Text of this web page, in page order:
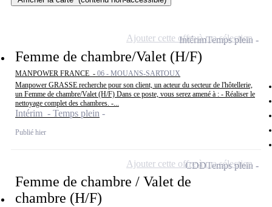
Femme de chambre/Valet (H/F)
MANPOWER FRANCE - 06 - MOUANS-SARTOUX
Manpower GRASSE recherche pour son client, un acteur du secteur de l'hôtellerie,
un Femme de chambre/Valet (H/F) Dans ce poste, vous serez amené à : - Réaliser le
nettoyage complet des chambres. -...
Intérim - Temps plein
Publié hier
IntérimTemps plein
Ajouter cette offre à ma sélection
Femme de chambre / Valet de
chambre (H/F)
CDDTemps plein
Ajouter cette offre à ma sélection